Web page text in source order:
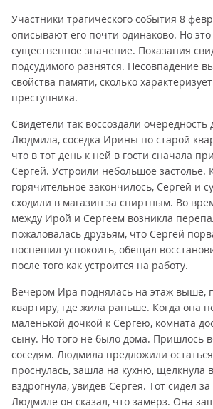
Участники трагического события 8
описывают его почти одинаково. Но
существенное значение. Показания
подсудимого разнятся. Несовпадение
свойства памяти, сколько
преступника.
Свидетели так воссоздали очередность
Людмила, соседка Ирины по старой
что в тот день к ней в гости сначала
Сергей. Устроили небольшое застолье.
горячительное закончилось, Сергей и
сходили в магазин за спиртным. Во
между Ирой и Сергеем возникла
пожаловалась друзьям, что Сергей
поспешил успокоить, обещал
после того как устроится на работу.
Вечером Ира поднялась на этаж выше,
квартиру, где жила раньше. Когда она
маленькой дочкой к Сергею, комната
сыну. Но того не было дома. Пришлось
соседям. Людмила предложили
проснулась, зашла на кухню, щелкнула
вздрогнула, увидев Сергея. Тот сидел
Людмиле он сказал, что замерз. Она